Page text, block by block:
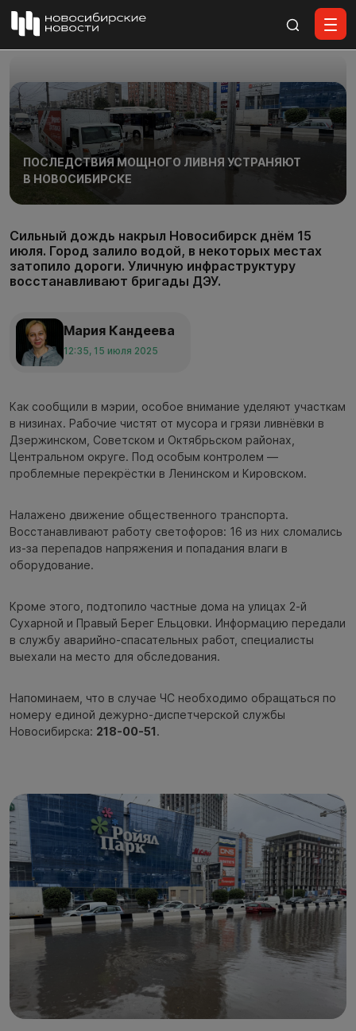
ПОСЛЕДСТВИЯ МОЩНОГО ЛИВНЯ УСТРАНЯЮТ
В НОВОСИБИРСКЕ
Сильный дождь накрыл Новосибирск днём 15
июля. Город залило водой, в некоторых местах
затопило дороги. Уличную инфраструктуру
восстанавливают бригады ДЭУ.
Мария Кандеева
12:35, 15 июля 2025
Как сообщили в мэрии, особое внимание уделяют участкам
в низинах. Рабочие чистят от мусора и грязи ливнёвки в
Дзержинском, Советском и Октябрьском районах,
Центральном округе. Под особым контролем —
проблемные перекрёстки в Ленинском и Кировском.
Налажено движение общественного транспорта.
Восстанавливают работу светофоров: 16 из них сломались
из-за перепадов напряжения и попадания влаги в
оборудование.
Кроме этого, подтопило частные дома на улицах 2-й
Сухарной и Правый Берег Ельцовки. Информацию передали
в службу аварийно-спасательных работ, специалисты
выехали на место для обследования.
Напоминаем, что в случае ЧС необходимо обращаться по
номеру единой дежурно-диспетчерской службы
Новосибирска: 218-00-51.